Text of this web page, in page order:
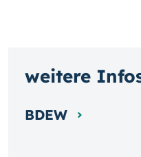
weitere
BDEW